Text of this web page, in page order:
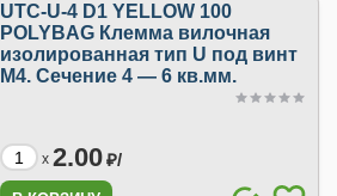
UTC-U-4 D1 YELLOW 100
POLYBAG Клемма вилочная
изолированная тип U под винт
М4. Сечение 4 — 6 кв.мм.
x 2.00₽/